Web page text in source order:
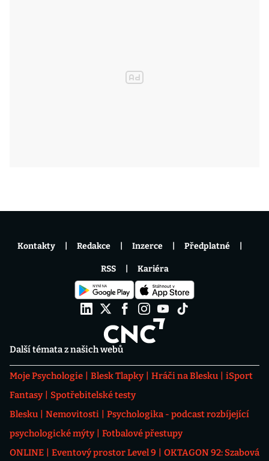
Další témata z našich webů
Moje Psychologie Blesk Tlapky Hráči na Blesku
iSport
Fantasy
Spotřebitelské testy
Blesku
Nemovitosti
Psychologika - podcast rozbíjející
psychologické mýty
Fotbalové přestupy
ONLINE
Eventový prostor Level 9
OKTAGON 92: Szabová
Kontakty Redakce Inzerce Předplatné
RSS Kariéra